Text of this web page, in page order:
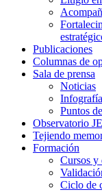
Publicaciones
Columnas de
Sala de prensa
Noticias
Puntos
Observatorio
Tejiendo
Formación
Cursos y
Ciclo de